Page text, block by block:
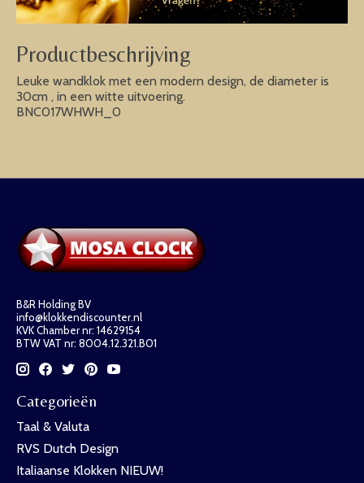
Productbeschrijving
Leuke wandklok met een modern design, de diameter is
30cm , in een witte uitvoering.
BNC017WHWH_0
B&R Holding BV
info@klokkendiscounter.nl
KVK Chamber nr: 14629154
BTW VAT nr: 8004.12.321.B01
Categorieën
Taal & Valuta
RVS Dutch Design
Italiaanse Klokken NIEUW!